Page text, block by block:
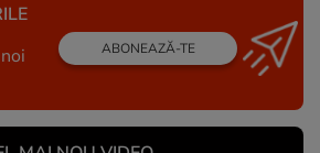
ABONEAZĂ-TE